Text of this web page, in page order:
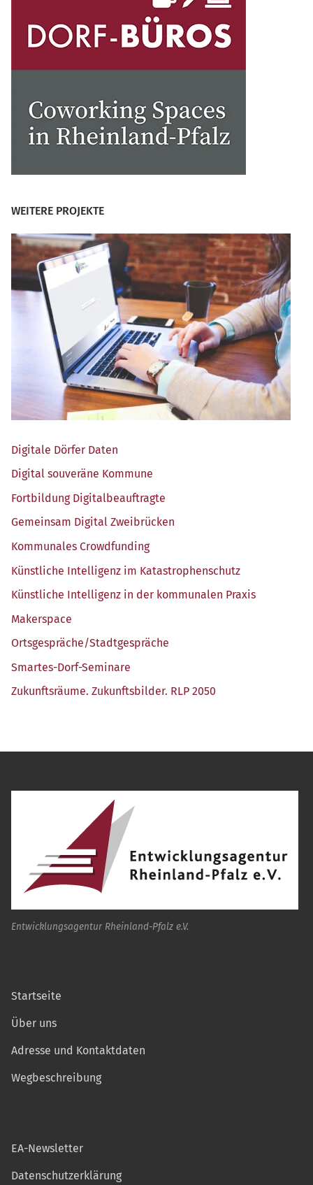
WEITERE PROJEKTE
Digi­ta­le Dör­fer Daten
Digi­tal sou­ve­rä­ne Kommune
Fort­bil­dung Digitalbeauftragte
Gemein­sam Digi­tal Zweibrücken
Kom­mu­na­les Crowdfunding
Künst­li­che Intel­li­genz im Katastrophenschutz
Künst­li­che Intel­li­genz in der kom­mu­na­len Praxis
Maker­space
Ortsgespräche/​Stadtgespräche
Smar­tes-Dorf-Semi­na­re
Zukunfts­räu­me. Zukunfts­bil­der. RLP 2050
Entwicklungsagentur Rheinland-Pfalz e.V.
Startseite
Über uns
Adresse und Kontaktdaten
Wegbeschreibung
EA-Newsletter
Datenschutzerklärung